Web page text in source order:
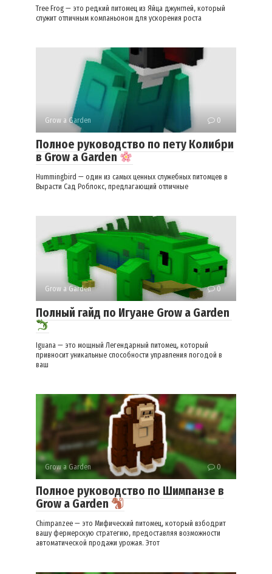
Tree Frog — это редкий питомец из Яйца джунглей, который
служит отличным компаньоном для ускорения роста
Grow a Garden 0
Полное руководство по пету Колибри
в Grow a Garden
Hummingbird — один из самых ценных служебных питомцев в
Вырасти Сад Роблокс, предлагающий отличные
Grow a Garden 0
Полный гайд по Игуане Grow a Garden
Iguana — это мощный Легендарный питомец, который
привносит уникальные способности управления погодой в
ваш
Grow a Garden 0
Полное руководство по Шимпанзе в
Grow a Garden
Chimpanzee — это Мифический питомец, который взбодрит
вашу фермерскую стратегию, предоставляя возможности
автоматической продажи урожая. Этот